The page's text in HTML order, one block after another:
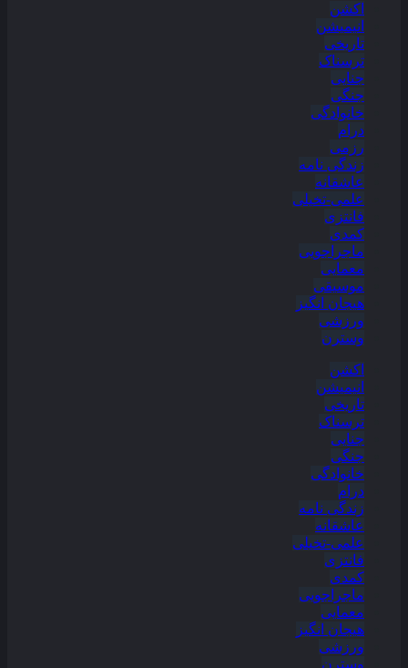
اکشن
انیمیشن
تاریخی
ترسناک
جنایی
جنگی
خانوادگی
درام
رزمی
زندگی نامه
عاشقانه
علمی-تخیلی
فانتزی
کمدی
ماجراجویی
معمایی
موسیقی
هیجان انگیز
ورزشی
وسترن
اکشن
انیمیشن
تاریخی
ترسناک
جنایی
جنگی
خانوادگی
درام
زندگی نامه
عاشقانه
علمی-تخیلی
فانتزی
کمدی
ماجراجویی
معمایی
هیجان انگیز
ورزشی
وسترن